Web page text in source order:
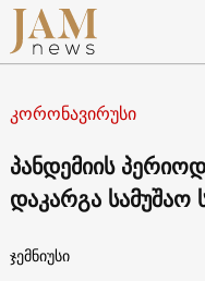
კორონავირუსი
პანდემიის
დაკარგა
ჯემნიუსი